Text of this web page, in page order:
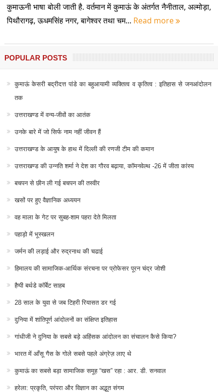
कुमाऊनी भाषा बोली जाती है. वर्तमान में कुमाऊं के अंतर्गत नैनीताल, अल्मोड़ा,
पिथौरागढ़, ऊधमसिंह नगर, बागेश्वर तथा चम... Read more
POPULAR POSTS
कुमाऊं केसरी बद्रीदत्त पांडे का बहुआयामी व्यक्तित्व व कृतित्व : इतिहास से जनआंदोलन
तक
उत्तराखण्ड में वन्य-जीवों का आतंक
उनके बारे में जो सिर्फ नाम नहीं जीवन हैं
उत्तराखण्ड के आयुष के हाथ में दिल्ली की रणजी टीम की कमान
उत्तराखण्ड की उन्नति शर्मा ने देश का गौरव बढ़ाया, कॉमनवेल्थ -26 में जीता कांस्य
बचपन से छीन ली गई बचपन की तस्वीर
खसों पर हुए वैज्ञानिक अध्ययन
वह माला के गेट पर सुबह-शाम पहरा देते मिलता
पहाड़ो में भूस्खलन
जर्मन की लड़ाई और रुद्रनाथ की चढाई
हिमालय की सामाजिक-आर्थिक संरचना पर प्रोफेसर पूरन चंद्र जोशी
हैप्पी बर्थडे कॉर्बेट साहब
28 साल के युवा से जब टिहरी रियासत डर गई
दुनिया में शांतिपूर्ण आंदोलनों का संक्षिप्त इतिहास
गांधीजी ने दुनिया के सबसे बड़े अहिंसक आंदोलन का संचालन कैसे किया?
भारत में आँसू गैस के गोले सबसे पहले अंग्रेज़ लाए थे
कुमाऊं का सबसे बड़ा सामाजिक समूह “खस” रहा : आर. डी. सनवाल
हरेला: प्रकृति, परंपरा और विज्ञान का अद्भुत संगम